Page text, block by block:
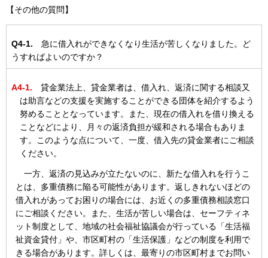
【その他の質問】
Q4-1. 急に借入れができなくなり生活が苦しくなりました。ど
うすればよいのですか？
A4-1. 貸金業法上、貸金業者は、借入れ、返済に関する相談又
は助言などの支援を実施することができる団体を紹介するよう
努めることとなっています。また、現在の借入れを借り換える
ことなどにより、月々の返済負担が緩和される場合もありま
す。このような点について、一度、借入先の貸金業者にご相談
ください。
一方、返済の見込みが立たないのに、新たな借入れを行うこ
とは、多重債務に陥る可能性があります。返しきれないほどの
借入れがあってお困りの場合には、お近くの多重債務相談窓口
にご相談ください。また、生活が苦しい場合は、セーフティネ
ット制度として、地域の社会福祉協議会が行っている「生活福
祉資金貸付」や、市区町村の「生活保護」などの制度を利用で
きる場合があります。詳しくは、最寄りの市区町村までお問い